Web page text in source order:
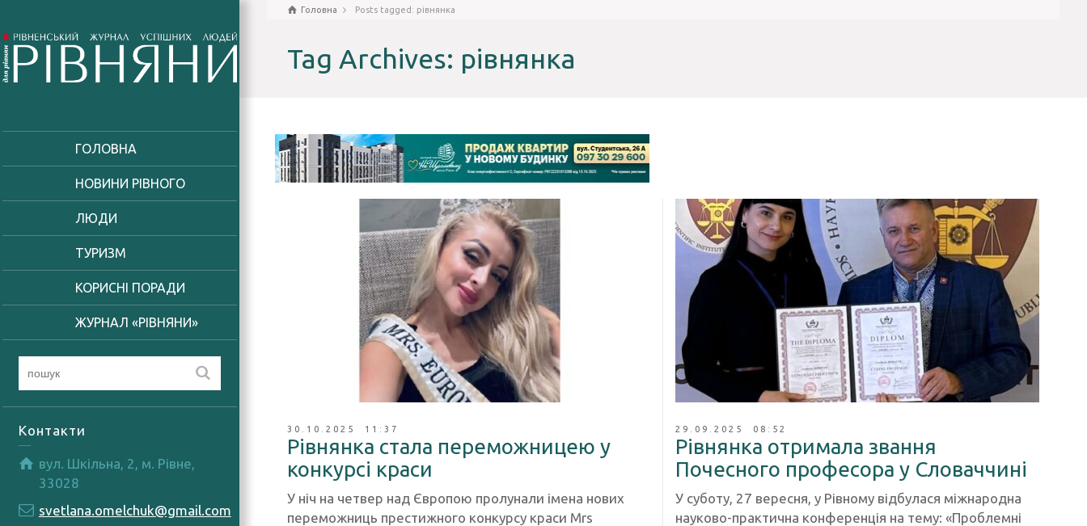
ГОЛОВНА
НОВИНИ РІВНОГО
ЛЮДИ
ТУРИЗМ
КОРИСНІ ПОРАДИ
ЖУРНАЛ «РІВНЯНИ»
Контакти
вул. Шкільна, 2, м. Рівне,
33028
svetlana.omelchuk@gmail.com
Головна Posts tagged: рівнянка
Tag Archives: рівнянка
30.10.2025 11:37
Рівнянка стала переможницею у
конкурсі краси
У ніч на четвер над Європою пролунали імена нових
переможниць престижного конкурсу краси Mrs
29.09.2025 08:52
Рівнянка отримала звання
Почесного професора у Словаччині
У суботу, 27 вересня, у Рівному відбулася міжнародна
науково-практична конференція на тему: «Проблемні